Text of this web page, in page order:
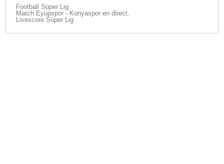
Football Süper Lig
Match Eyupspor - Konyaspor en direct.
Livescore Süper Lig